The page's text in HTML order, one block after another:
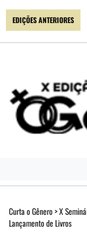
EDIÇÕES ANTERIORES
Curta o Gênero>X
Lançamento de Livros